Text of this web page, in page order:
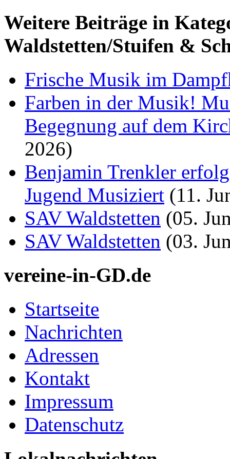
Weitere Beiträge in
Waldstetten/Stuifen &
Frische Musik im
Farben in der Musik!
Begegnung auf dem
2026)
Benjamin Trenkler
Jugend Musiziert (11.
SAV Waldstetten (05.
SAV Waldstetten (03.
vereine-in-GD.de
Startseite
Nachrichten
Adressen
Kontakt
Impressum
Datenschutz